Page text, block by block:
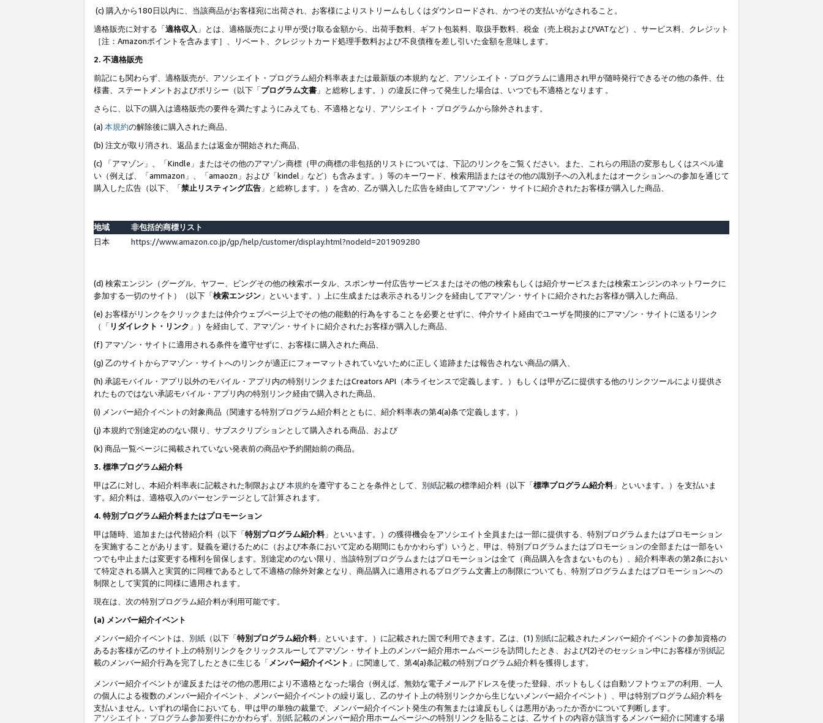
(c) 購入から180日以内に、当該商品がお客様宛に出荷され、お客様によりストリームもしくはダウンロードされ、かつその支払いがなされること。
適格販売に対する「適格収入 」とは、適格販売により甲が受け取る金額から、出荷手数料、ギフト包装料、取扱手数料、税金（売上税およびVATなど）、サービス料、クレジット
［注：Amazonポイントを含みます］、リベート、クレジットカード処理手数料および不良債権を差し引いた金額を意味します。
2. 不適格販売
前記にも関わらず、適格販売が、アソシエイト・プログラム紹介料率表または最新版の本規約 など、アソシエイト・プログラムに適用され甲が随時発行できるその他の条件、仕
様書、ステートメントおよびポリシー（以下「プログラム文書 」と総称します。）の違反に伴って発生した場合は、いつでも不適格となります 。
さらに、以下の購入は適格販売の要件を満たすようにみえても、不適格となり、アソシエイト・プログラムから除外されます。
(a) 本規約の解除後に購入された商品、
(b) 注文が取り消され、返品または返金が開始された商品、
(c) 「アマゾン」、「Kindle」またはその他のアマゾン商標（甲の商標の非包括的リストについては、下記のリンクをご覧ください。また、これらの用語の変形もしくはスペル違
い（例えば、「ammazon」、「amaozn」および「kindel」など）も含みます。）等のキーワード、検索用語またはその他の識別子への入札またはオークションへの参加を通じて
購入した広告（以下、「禁止リスティング広告 」と総称します。）を含め、乙が購入した広告を経由してアマゾン・ サイトに紹介されたお客様が購入した商品、
地域
非包括的商標リスト
日本
https://www.amazon.co.jp/gp/help/customer/display.html?nodeId=201909280
(d) 検索エンジン（グーグル、ヤフー、ビングその他の検索ポータル、スポンサー付広告サービスまたはその他の検索もしくは紹介サービスまたは検索エンジンのネットワークに
参加する一切のサイト）（以下「検索エンジン 」といいます。）上に生成または表示されるリンクを経由してアマゾン・サイトに紹介されたお客様が購入した商品、
(e) お客様がリンクをクリックまたは仲介ウェブページ上でその他の能動的行為をすることを必要とせずに、仲介サイト経由でユーザを間接的にアマゾン・サイトに送るリンク
（「 リダイレクト・リンク 」）を経由して、アマゾン・サイトに紹介されたお客様が購入した商品、
(f) アマゾン・サイトに適用される条件を遵守せずに、お客様に購入された商品、
(g) 乙のサイトからアマゾン・サイトへのリンクが適正にフォーマットされていないために正しく追跡または報告されない商品の購入、
(h) 承認モバイル・アプリ以外のモバイル・アプリ内の特別リンクまたはCreators API（本ライセンスで定義します。）もしくは甲が乙に提供する他のリンクツールにより提供さ
れたものではない承認モバイル・アプリ内の特別リンク経由で購入された商品、
(i) メンバー紹介イベントの対象商品（関連する特別プログラム紹介料とともに、紹介料率表の第4(a)条で定義します。）
(j) 本規約で別途定めのない限り、サブスクリプションとして購入される商品、および
(k) 商品一覧ページに掲載されていない発表前の商品や予約開始前の商品。
3. 標準プログラム紹介料
甲は乙に対し、本紹介料率表に記載された制限および本規約を遵守することを条件として、 別紙記載の標準紹介料（以下「標準プログラム紹介料」といいます。）を支払いま
す。紹介料は、適格収入のパーセンテージとして計算されます。
4. 特別プログラム紹介料またはプロモーション
甲は随時、追加または代替紹介料（以下「特別プログラム紹介料」といいます。）の獲得機会をアソシエイト全員または一部に提供する、特別プログラムまたはプロモーション
を実施することがあります。疑義を避けるために（および本条において定める期間にもかかわらず）いうと、甲は、特別プログラムまたはプロモーションの全部または一部をい
つでも中止または変更する権利を留保します。別途定めのない限り、当該特別プログラムまたはプロモーションは全て（商品購入を含まないものも）、紹介料率表の第2条におい
て特定される購入と実質的に同種であるとして不適格の除外対象となり、商品購入に適用されるプログラム文書上の制限についても、特別プログラムまたはプロモーションへの
制限として実質的に同様に適用されます。
現在は、次の特別プログラム紹介料が利用可能です。
(a) メンバー紹介イベント
メンバー紹介イベントは、 別紙 （以下「特別プログラム紹介料」といいます。）に記載された国で利用できます。乙は、(1) 別紙に記載されたメンバー紹介イベントの参加資格の
あるお客様が乙のサイト上の特別リンクをクリックスルーしてアマゾン・サイト上のメンバー紹介用ホームページを訪問したとき、および(2)そのセッション中にお客様が別紙記
載のメンバー紹介行為を完了したときに生じる「 メンバー紹介イベント 」に関連して、第4(a)条記載の特別プログラム紹介料を獲得します。
メンバー紹介イベントが違反またはその他の悪用により不適格となった場合（例えば、無効な電子メールアドレスを使った登録、ボットもしくは自動ソフトウェアの利用、一人
の個人による複数のメンバー紹介イベント、メンバー紹介イベントの繰り返し、乙のサイト上の特別リンクから生じないメンバー紹介イベント）、甲は特別プログラム紹介料を
支払いません。いずれの場合においても、甲は甲の単独の裁量で、メンバー紹介イベント発生の有無または違反もしくは悪用があったか否かについて判断します。
アソシエイト・プログラム参加要件にかかわらず、 別紙記載のメンバー紹介用ホームページへの特別リンクを貼ることは、乙サイトの内容が該当するメンバー紹介に関連する場